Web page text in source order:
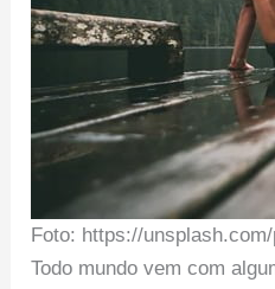
Foto: https://
Todo mundo vem com